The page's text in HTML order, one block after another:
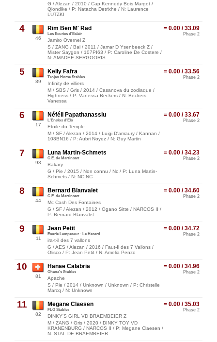
G / Alezan / 2010 / Cap Kennedy Bois Margot /
Qlondike / P: Natacha Detrixhe / N: Laurence
LUTZKI
4
46
= 0.00 / 33.09
Phase 2
Rim Ben M' Rad
Les Ecuries d'Eclair
Jamiro Overnel Z
S / ZANG / Bai / 2011 / Jamar D Ysenbeeck Z /
Mister Saygon / 107PI63 / P: Caroline De Costere /
N: AMADEE SERGOORIS
5
89
= 0.00 / 33.56
Phase 2
Kelly Fafra
Trojan Horse Stables
Infinity de villiers
M / SBS / Gris / 2014 / Casanova du zodiaque /
Highness / P: Vanessa Beckers / N: Beckers
Vanessa
6
17
= 0.00 / 33.67
Phase 2
Néféli Papathanassiu
L'Enclos d'Elo
Etoile du Temple
M / SF / Alezan / 2014 / Luigi D'amaury / Kannan /
108BN16 / P: Aubri Noyez / N: Guy Martin
7
93
= 0.00 / 34.23
Phase 2
Luna Martin-Schmets
C.E. de Martinsart
Bakary
G / Pie / 2015 / Non connu / Nc / P: Luna Martin-
Schmets / N: NC NC
8
44
= 0.00 / 34.60
Phase 2
Bernard Blanvalet
C.E. de Martinsart
Mc Cash Des Fontaines
G / SF / Alezan / 2012 / Ogano Sitte / NARCOS II /
P: Bernard Blanvalet
9
11
= 0.00 / 34.72
Phase 2
Jean Petit
Ecurie Lempereur - Le Hasard
ira-t-il des 7 vallons
G / AES / Alezan / 2016 / Faut-Il des 7 Vallons /
Olisco / P: Jean Petit / N: Amelia Penzo
10
81
= 0.00 / 34.96
Phase 2
Hanaë Calabria
Ohana's Stables
Apache
S / Pie / 2014 / Unknown / Unknown / P: Christelle
Marcq / N: Unknown
11
82
= 0.00 / 35.03
Phase 2
Megane Claesen
FLG Stables
DINKY'S GIRL VD BRAEMBEIER Z
M / ZANG / Gris / 2020 / DINKY TOY VD
KRANENBURG / NARCOS II / P: Megane Claesen /
N: STAL DE BRAEMBEIER